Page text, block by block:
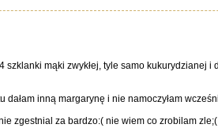
szklanki mąki zwykłej, tyle samo kukurydzianej
dałam inną margarynę i nie namoczyłam
zgestnial za bardzo:( nie wiem co zrobilam zle;(